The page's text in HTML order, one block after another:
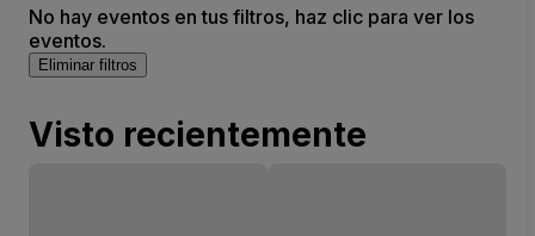
No hay eventos en tus filtros, haz clic para ver los
eventos.
Eliminar filtros
Visto recientemente